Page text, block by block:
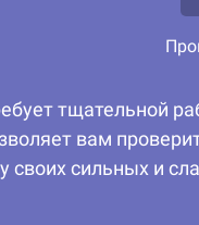
тщательной
вам
своих сильных и